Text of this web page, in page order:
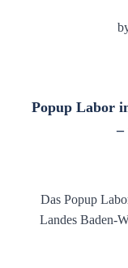
Popup Labor
–
Das Popup
Landes Baden-